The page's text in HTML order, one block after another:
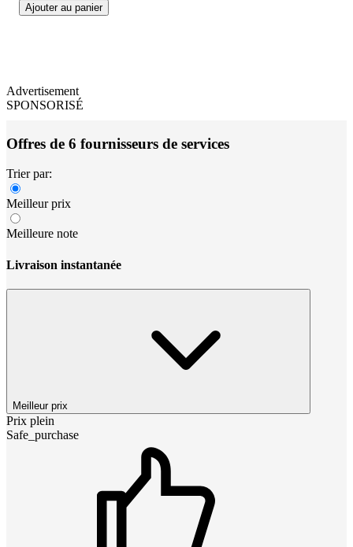
Ajouter au panier
Advertisement
SPONSORISÉ
Offres de 6 fournisseurs de services
Trier par:
Meilleur prix
Meilleure note
Livraison instantanée
Meilleur prix
Prix plein
Safe_purchase